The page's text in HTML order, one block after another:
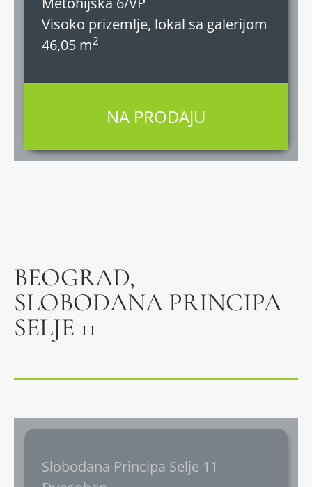
Visoko prizemlje, lokal sa galerijom
46,05 m2
NA PRODAJU
BEOGRAD,
SLOBODANA PRINCIPA
SELJE 11
Slobodana Principa Selje 11